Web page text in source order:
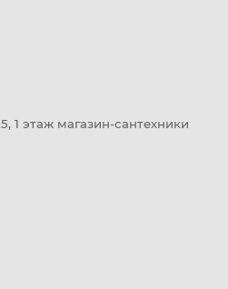
1 этаж магазин-сантехники